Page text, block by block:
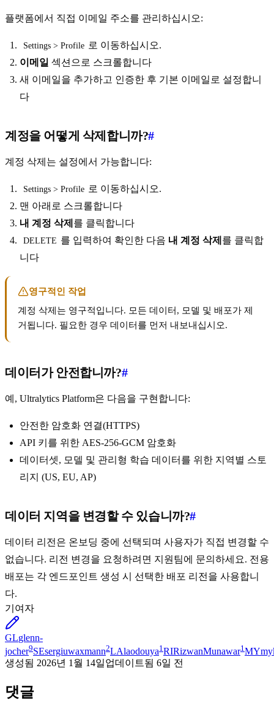
플랫폼에서 직접 이메일 주소를 관리하십시오:
Settings > Profile 로 이동하십시오.
이메일 섹션으로 스크롤합니다
새 이메일을 추가하고 인증한 후 기본 이메일로 설정합니
다
계정을 어떻게 삭제합니까?#
계정 삭제는 설정에서 가능합니다:
Settings > Profile 로 이동하십시오.
맨 아래로 스크롤합니다
내 계정 삭제 를 클릭합니다
DELETE 를 입력하여 확인한 다음 내 계정 삭제 를 클릭합
니다
영구적인 작업
계정 삭제는 영구적입니다. 모든 데이터, 모델 및 배포가 제
거됩니다. 필요한 경우 데이터를 먼저 내보내십시오.
데이터가 안전합니까?#
예, Ultralytics Platform은 다음을 구현합니다:
안전한 암호화 연결(HTTPS)
API 키를 위한 AES-256-GCM 암호화
데이터셋, 모델 및 관리형 학습 데이터를 위한 지역별 스토
리지 (US, EU, AP)
데이터 지역을 변경할 수 있습니까?#
데이터 리전은 온보딩 중에 선택되며 사용자가 직접 변경할 수
없습니다. 리전 변경을 요청하려면 지원팀에 문의하세요. 전용
배포는 각 엔드포인트 생성 시 선택한 배포 리전을 사용합니
다.
기여자
GLglenn-
jocher9SEsergiuwaxmann2LAlaodouya1RIRizwanMunawar1MY
생성됨 2026년 1월 14일업데이트됨 6일 전
댓글